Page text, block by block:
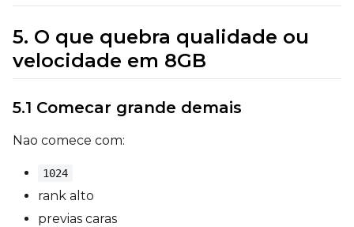
5. O que quebra qualidade ou
velocidade em 8GB
5.1 Comecar grande demais
Nao comece com:
1024
rank alto
previas caras